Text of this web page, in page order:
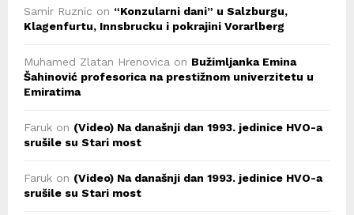
Samir Ruznic on “Konzularni dani” u Salzburgu,
Klagenfurtu, Innsbrucku i pokrajini Vorarlberg
Muhamed Zlatan Hrenovica on Bužimljanka Emina
Šahinović profesorica na prestižnom univerzitetu u
Emiratima
Faruk on (Video) Na današnji dan 1993. jedinice HVO-a
srušile su Stari most
Faruk on (Video) Na današnji dan 1993. jedinice HVO-a
srušile su Stari most